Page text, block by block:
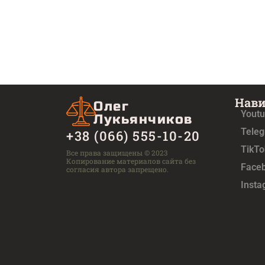
Олег
Лукьянчиков
+38 (066) 555-10-20
Все права защищены © 2023
Копирование материалов сайта без
согласия автора запрещено.